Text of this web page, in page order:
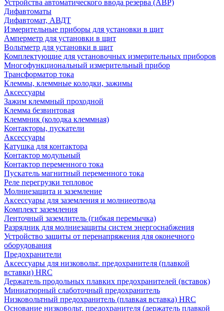
Устройства автоматического ввода резерва (АВР)
Дифавтоматы
Дифавтомат, АВДТ
Измерительные приборы для установки в щит
Амперметр для установки в щит
Вольтметр для установки в щит
Комплектующие для установочных измерительных приборов
Многофункциональный измерительный прибор
Трансформатор тока
Клеммы, клеммные колодки, зажимы
Аксессуары
Зажим клеммный проходной
Клемма безвинтовая
Клеммник (колодка клеммная)
Контакторы, пускатели
Аксессуары
Катушка для контактора
Контактор модульный
Контактор переменного тока
Пускатель магнитный переменного тока
Реле перегрузки тепловое
Молниезащита и заземление
Аксессуары для заземления и молниеотвода
Комплект заземления
Ленточный заземлитель (гибкая перемычка)
Разрядник для молниезащиты систем энергоснабжения
Устройство защиты от перенапряжения для оконечного
оборудования
Предохранители
Аксессуары для низковольт. предохранителя (плавкой
вставки) HRC
Держатель продольных плавких предохранителей (вставок)
Миниатюрный слаботочный предохранитель
Низковольтный предохранитель (плавкая вставка) HRC
Основание низковольт. предохранителя (держатель плавкой